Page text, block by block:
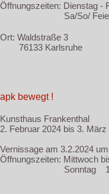
Öffnungszeiten: Dienstag -
Sa/So/ Feiertage
Ort: Waldstraße 3
76133 Karlsruhe
apk bewegt !
Kunsthaus Frankenthal
2. Februar 2024 bis 3. März
Vernissage am 3.2.2024
Öffnungszeiten: Mittwoch
Sonntag 11-